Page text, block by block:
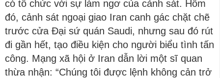
có tổ chức với sự làm ngơ của cảnh sát. Hôm
đó, cảnh sát ngoại giao Iran canh gác chặt chẽ
trước cửa Đại sứ quán Saudi, nhưng sau đó rút
đi gần hết, tạo điều kiện cho người biểu tình tấn
công. Mạng xã hội ở Iran dẫn lời một sĩ quan
thừa nhận: “Chúng tôi được lệnh không cản trở